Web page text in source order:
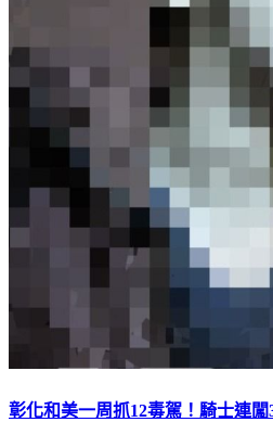
彰化和美一周抓12毒駕！騎士連